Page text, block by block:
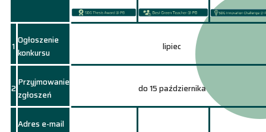
1
Ogłoszenie
konkursu
lipiec
2
Przyjmowanie
zgłoszeń
do 15 października
Adres e-mail